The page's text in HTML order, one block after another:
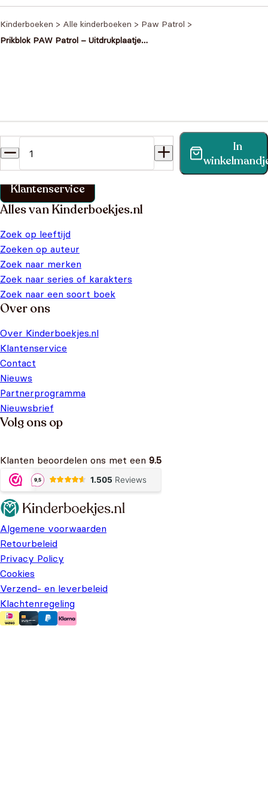
€3,00.€2,50.
Kinderboeken > Alle kinderboeken > Paw Patrol >
Prikblok PAW Patrol – Uitdrukplaatjes
In
Vind binnen no-time antwoord op je vraag op onze
klantenservice pagina.
Klantenservice
Alles van Kinderboekjes.nl
Zoek op leeftijd
Zoeken op auteur
Zoek naar merken
Zoek naar series of karakters
Zoek naar een soort boek
Over ons
Over Kinderboekjes.nl
Klantenservice
Contact
Nieuws
Partnerprogramma
Nieuwsbrief
Volg ons op
Klanten beoordelen ons met een 9.5
Algemene voorwaarden
Retourbeleid
Privacy Policy
Cookies
Verzend- en leverbeleid
Klachtenregeling